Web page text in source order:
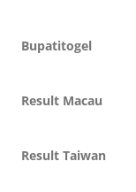
Bupatitogel
Result Macau
Result Taiwan